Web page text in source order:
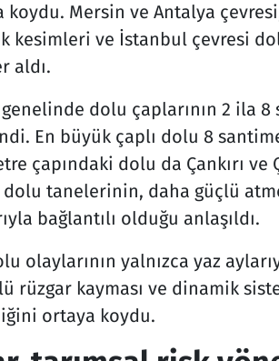
koydu. Mersin ve Antalya
kesimleri ve İstanbul çevresi
aldı.
dolu çaplarının 2 ila 8
En büyük çaplı dolu 8
çapındaki dolu da Çankırı
tanelerinin, daha güçlü
bağlantılı olduğu anlaşıldı.
olaylarının yalnızca yaz
rüzgar kayması ve dinamik
ortaya koydu.